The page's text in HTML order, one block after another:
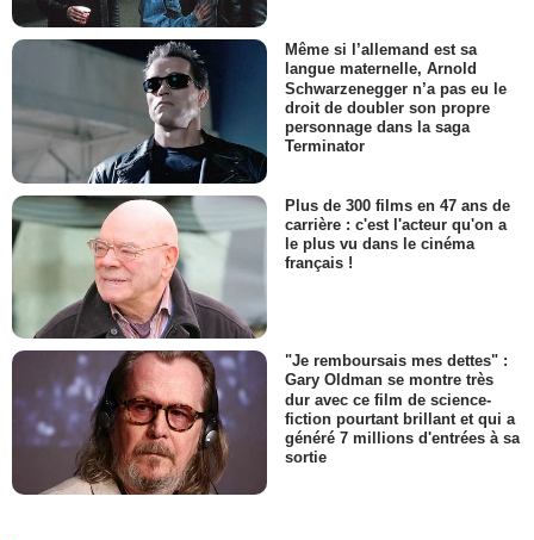
Même si l’allemand est sa
langue maternelle, Arnold
Schwarzenegger n’a pas eu le
droit de doubler son propre
personnage dans la saga
Terminator
Plus de 300 films en 47 ans de
carrière : c'est l'acteur qu'on a
le plus vu dans le cinéma
français !
"Je remboursais mes dettes" :
Gary Oldman se montre très
dur avec ce film de science-
fiction pourtant brillant et qui a
généré 7 millions d'entrées à sa
sortie